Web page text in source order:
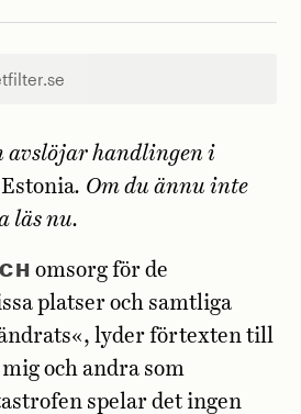
avslöjar handlingen i
Estonia. Om du ännu inte
läs nu.
omsorg för de
platser och samtliga
lyder förtexten till
och andra som
spelar det ingen